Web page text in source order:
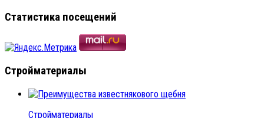
Статистика посещений
Стройматериалы
Стройматериалы